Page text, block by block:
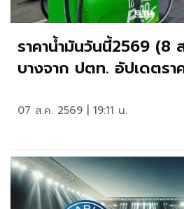
ราคาน้ำมันวันนี้2569 (8
บางจาก ปตท. อัปเดตรา
07 ส.ค. 2569 | 19:11 น.